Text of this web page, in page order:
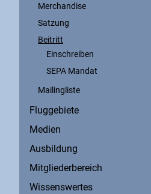
Merchandise
Satzung
Beitritt
Einschreiben
SEPA Mandat
Mailingliste
Fluggebiete
Medien
Ausbildung
Mitgliederbereich
Wissenswertes